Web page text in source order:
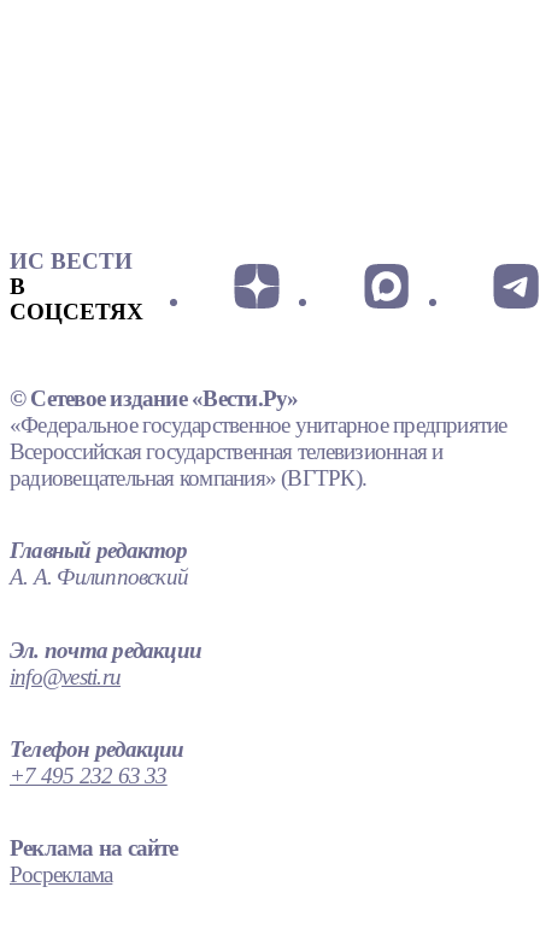
ИС ВЕСТИ
В
СОЦСЕТЯХ
© Сетевое издание «Вести.Ру»
«Федеральное государственное унитарное предприятие
Всероссийская государственная телевизионная и
радиовещательная компания» (ВГТРК).
Главный редактор
А. А. Филипповский
Эл. почта редакции
info@vesti.ru
Телефон редакции
+7 495 232 63 33
Реклама на сайте
Росреклама